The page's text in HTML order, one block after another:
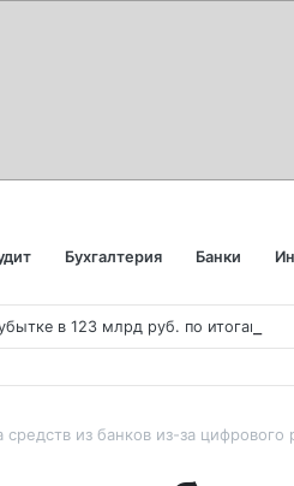
Бухгалтерия Банки
средств из банков из-за цифрового